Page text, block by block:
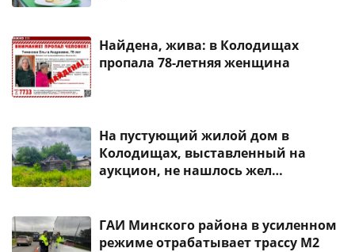
Найдена, жива: в Колодищах
пропала 78-летняя женщина
На пустующий жилой дом в
Колодищах, выставленный на
аукцион, не нашлось жел…
ГАИ Минского района в усиленном
режиме отрабатывает трассу М2